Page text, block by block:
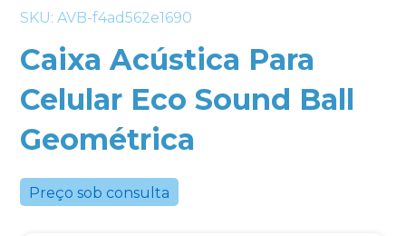
SKU: AVB-f4ad562e1690
Caixa Acústica Para
Celular Eco Sound Ball
Geométrica
Preço sob consulta
+55